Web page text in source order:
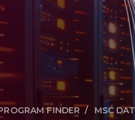
FINDER MSC